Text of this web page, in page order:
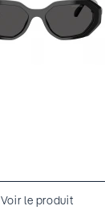
Voir le produit